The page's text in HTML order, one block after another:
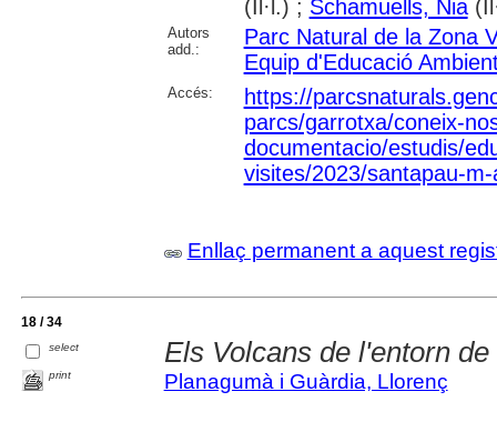
(Il·l.) ; Schamuells, Nia
Autors
add.:
Parc Natural de la Zona
Equip d'Educació
Accés:
https://
parcs/garrotxa/coneix-
documentacio/estudis/
visites/2023/santapau-
Enllaç permanent a aquest
18 / 34
select
print
Els Volcans de l'entorn
Planagumà i Guàrdia, Llorenç